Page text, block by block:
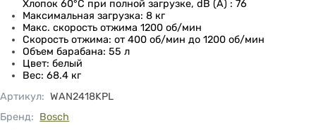
Хлопок 60°C при полной загрузке, dB (A) : 76
Максимальная загрузка: 8 кг
Макс. скорость отжима 1200 об/мин
Скорость отжима: от 400 об/мин до 1200 об/мин
Объем барабана: 55 л
Цвет: белый
Вес: 68.4 кг
Артикул: WAN2418KPL
Бренд: Bosch